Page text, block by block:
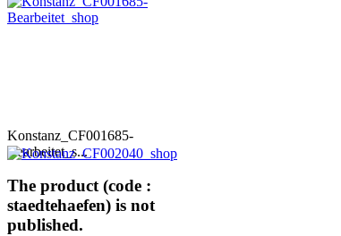
Konstanz_CF001685-
Bearbeitet_s...
The product (code :
staedtehaefen) is not
published.